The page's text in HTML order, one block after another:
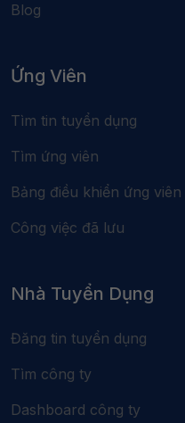
Blog
Ứng Viên
Tìm tin tuyển dụng
Tìm ứng viên
Bảng điều khiển ứng viên
Công việc đã lưu
Nhà Tuyển Dụng
Đăng tin tuyển dụng
Tìm công ty
Dashboard công ty